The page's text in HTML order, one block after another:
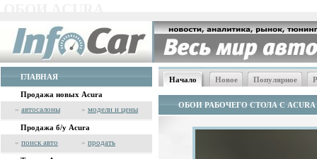
ГЛАВНАЯ
Продажа новых Acura
» автосалоны » модели и цены
Продажа б/у Acura
» поиск авто » продать
Начало Новое Популярное
ОБОИ РАБОЧЕГО СТОЛА С ACURA